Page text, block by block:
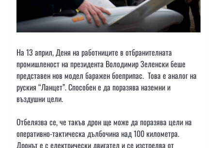
На 13 април, Деня на работниците в отбранителната
промишленост на президента Володимир Зеленски беше
представен нов модел баражен боеприпас. Това е аналог на
руския “Ланцет”. Способен е да поразява наземни и
въздушни цели.
Отбелязва се, че такъв дрон ще може да поразява цели на
оперативно-тактическа дълбочина над 100 километра.
Дронът е с електрически двигател и се изстрелва от